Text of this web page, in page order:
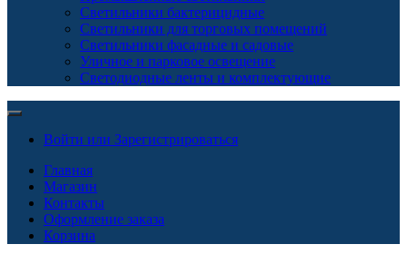
Светильники бактерицидные
Светильники для торговых помещений
Светильники фасадные и садовые
Уличное и парковое освещение
Светодиодные ленты и комплектующие
Войти или Зарегистрироваться
Главная
Магазин
Контакты
Оформление заказа
Корзина